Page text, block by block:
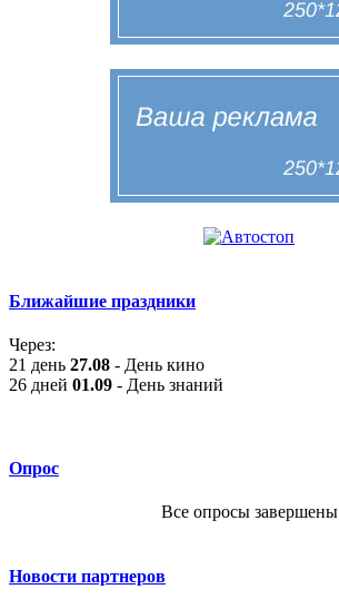
Ближайшие праздники
Через:
21 день 27.08 - День кино
26 дней 01.09 - День знаний
Опрос
Все опросы завершены
Новости партнеров